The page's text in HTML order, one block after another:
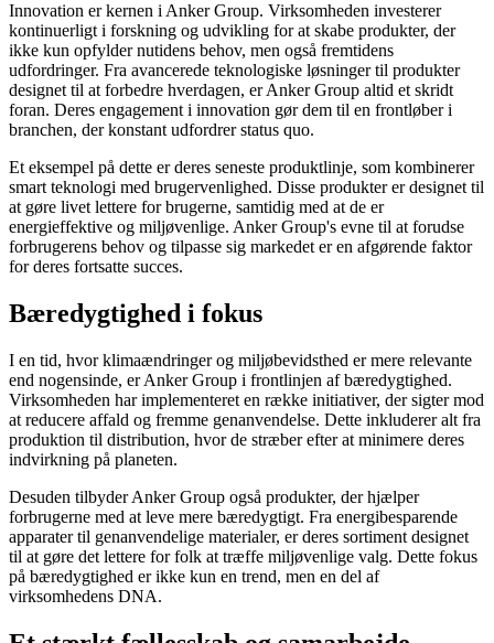
Innovation er kernen i Anker Group. Virksomheden investerer
kontinuerligt i forskning og udvikling for at skabe produkter, der
ikke kun opfylder nutidens behov, men også fremtidens
udfordringer. Fra avancerede teknologiske løsninger til produkter
designet til at forbedre hverdagen, er Anker Group altid et skridt
foran. Deres engagement i innovation gør dem til en frontløber i
branchen, der konstant udfordrer status quo.
Et eksempel på dette er deres seneste produktlinje, som kombinerer
smart teknologi med brugervenlighed. Disse produkter er designet til
at gøre livet lettere for brugerne, samtidig med at de er
energieffektive og miljøvenlige. Anker Group's evne til at forudse
forbrugerens behov og tilpasse sig markedet er en afgørende faktor
for deres fortsatte succes.
Bæredygtighed i fokus
I en tid, hvor klimaændringer og miljøbevidsthed er mere relevante
end nogensinde, er Anker Group i frontlinjen af bæredygtighed.
Virksomheden har implementeret en række initiativer, der sigter mod
at reducere affald og fremme genanvendelse. Dette inkluderer alt fra
produktion til distribution, hvor de stræber efter at minimere deres
indvirkning på planeten.
Desuden tilbyder Anker Group også produkter, der hjælper
forbrugerne med at leve mere bæredygtigt. Fra energibesparende
apparater til genanvendelige materialer, er deres sortiment designet
til at gøre det lettere for folk at træffe miljøvenlige valg. Dette fokus
på bæredygtighed er ikke kun en trend, men en del af
virksomhedens DNA.